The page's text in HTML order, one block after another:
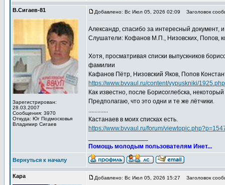
В.Сигаев-81
Зарегистрирован:
28.03.2007
Сообщения: 3970
Откуда: Юг Подмосковья
Владимир Сигаев
Добавлено: Вс Июл 05, 2026 02:09 Заголовок
Александр, спасибо за интересный документ,
Слушатели: Кофанов М.П., Низовских, Попов,
Хотя, просматривая списки выпускников
фамилии
Кафанов Пётр, Низовский Яков, Попов
https://www.bvvaul.ru/content/vypuskniki/1925.php
Как известно, после Борисоглебска,
Предполагаю, что это одни и те же лётчики.
.............
Кастанаев в моих списках есть.
https://www.bvvaul.ru/forum/
Помощь молодым пользователям Инет...
Вернуться к началу
Кара Добавлено: Вс Июл 05, 2026 15:27 Заголовок